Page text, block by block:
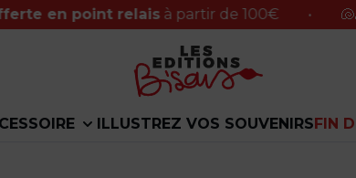
point relaisà partir de 100€ •
ILLUSTREZ VOS SOUVENIRSFIN